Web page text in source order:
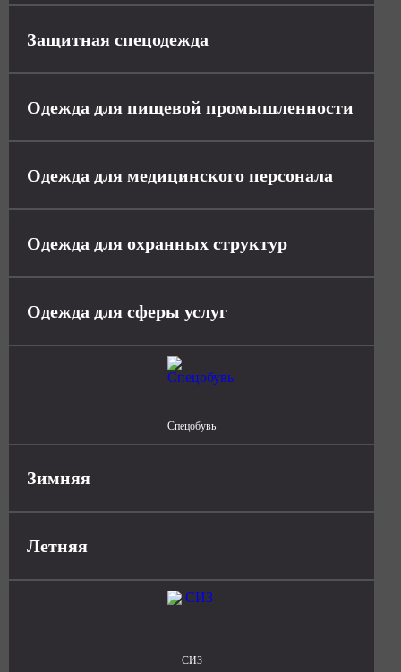
Защитная спецодежда
Одежда для пищевой промышленности
Одежда для медицинского персонала
Одежда для охранных структур
Одежда для сферы услуг
Спецобувь
Зимняя
Летняя
СИЗ